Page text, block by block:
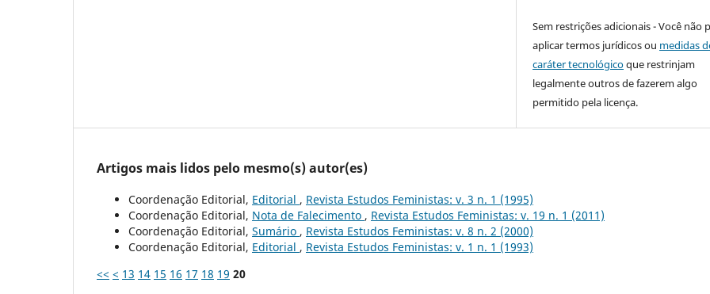
Sem restrições adicionais - Você não
aplicar termos jurídicos ou medidas
caráter tecnológicoque restrinjam
legalmente outros de fazerem algo
permitido pela licença.
Artigos mais lidos pelo mesmo(s) autor(es)
Coordenação Editorial, Editorial , Revista Estudos Feministas: v. 3 n. 1 (1995)
Coordenação Editorial, Nota de Falecimento , Revista Estudos Feministas: v. 19 n. 1 (2011)
Coordenação Editorial, Sumário , Revista Estudos Feministas: v. 8 n. 2 (2000)
Coordenação Editorial, Editorial , Revista Estudos Feministas: v. 1 n. 1 (1993)
<< < 13 14 15 16 17 18 19 20